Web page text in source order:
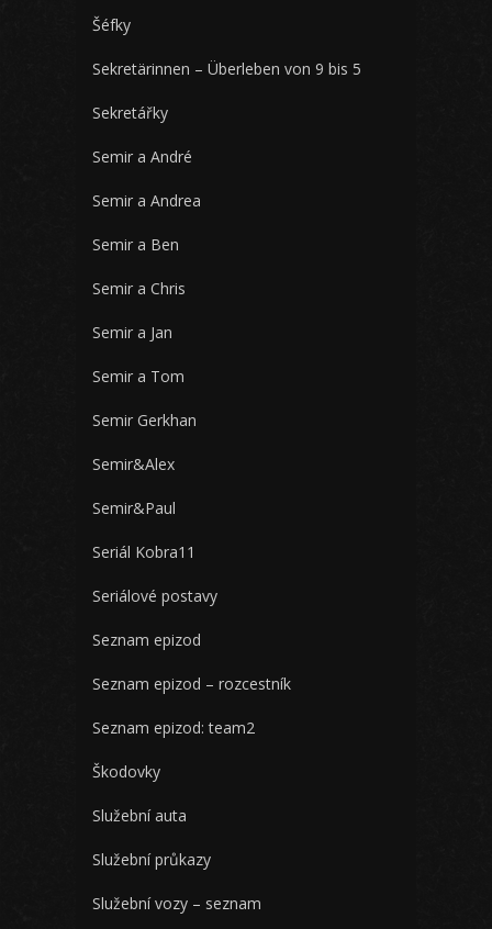
Šéfky
Sekretärinnen – Überleben von 9 bis 5
Sekretářky
Semir a André
Semir a Andrea
Semir a Ben
Semir a Chris
Semir a Jan
Semir a Tom
Semir Gerkhan
Semir&Alex
Semir&Paul
Seriál Kobra11
Seriálové postavy
Seznam epizod
Seznam epizod – rozcestník
Seznam epizod: team2
Škodovky
Služební auta
Služební průkazy
Služební vozy – seznam